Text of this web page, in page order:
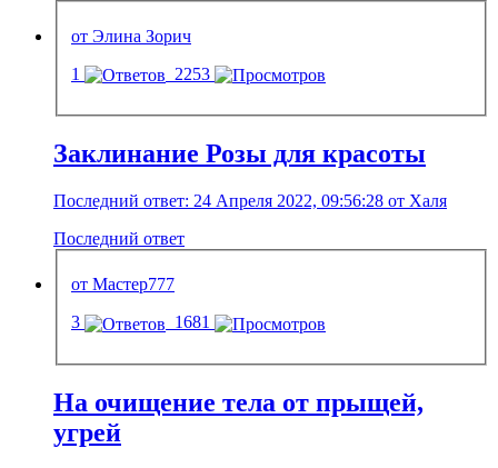
от Элина Зорич
1
2253
Заклинание Розы для красоты
Последний ответ: 24 Апреля 2022, 09:56:28 от Халя
Последний ответ
от Мастер777
3
1681
На очищение тела от прыщей,
угрей